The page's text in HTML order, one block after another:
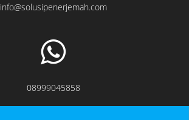
info@solusipenerjemah.com
08999045858